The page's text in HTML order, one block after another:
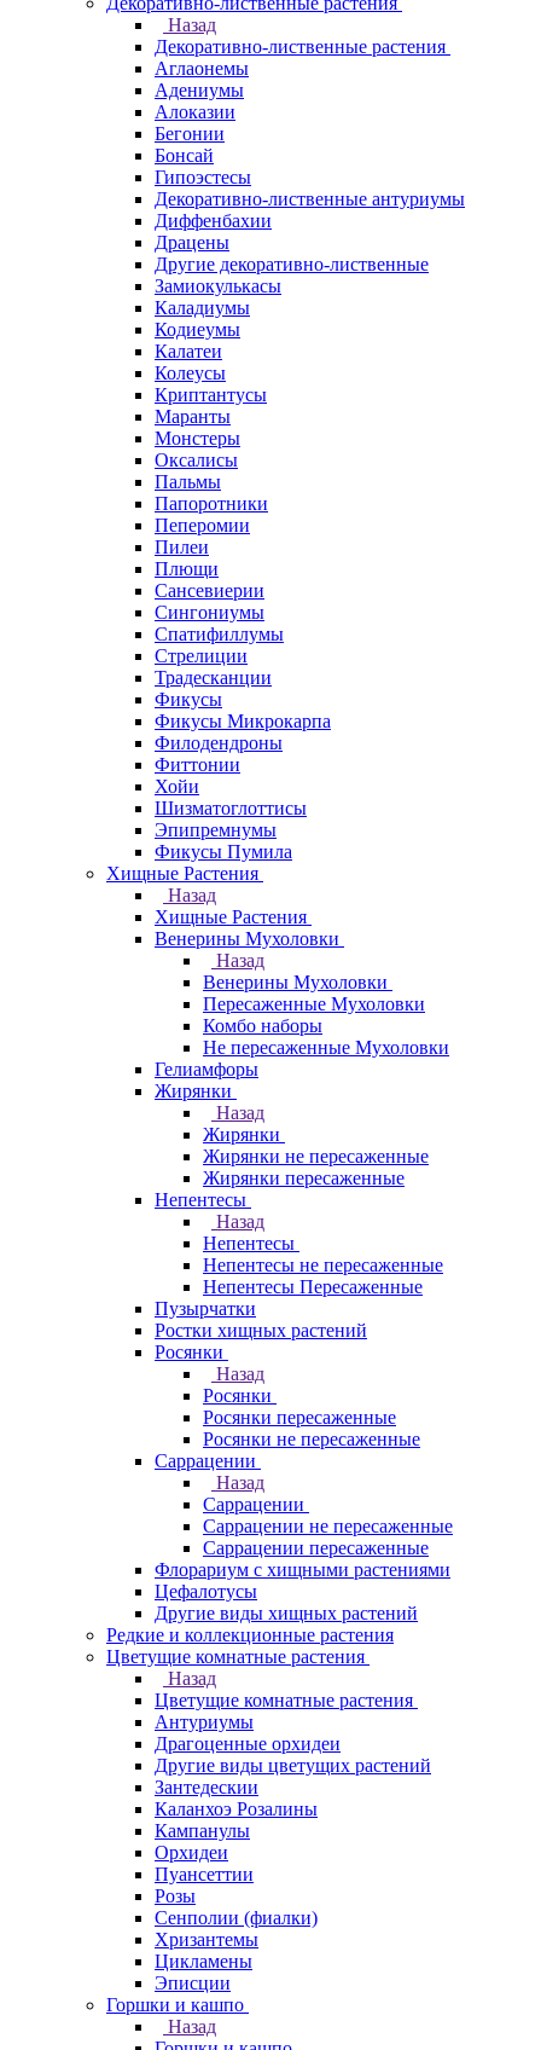
Назад
Декоративно-лиственные растения
Аглаонемы
Адениумы
Алоказии
Бегонии
Бонсай
Гипоэстесы
Декоративно-лиственные антуриумы
Диффенбахии
Драцены
Другие декоративно-лиственные
Замиокулькасы
Каладиумы
Кодиеумы
Калатеи
Колеусы
Криптантусы
Маранты
Монстеры
Оксалисы
Пальмы
Папоротники
Пеперомии
Пилеи
Плющи
Сансевиерии
Сингониумы
Спатифиллумы
Стрелиции
Традесканции
Фикусы
Фикусы Микрокарпа
Филодендроны
Фиттонии
Хойи
Шизматоглоттисы
Эпипремнумы
Фикусы Пумила
Хищные Растения
Назад
Хищные Растения
Венерины Мухоловки
Назад
Венерины Мухоловки
Пересаженные Мухоловки
Комбо наборы
Не пересаженные Мухоловки
Гелиамфоры
Жирянки
Назад
Жирянки
Жирянки не пересаженные
Жирянки пересаженные
Непентесы
Назад
Непентесы
Непентесы не пересаженные
Непентесы Пересаженные
Пузырчатки
Ростки хищных растений
Росянки
Назад
Росянки
Росянки пересаженные
Росянки не пересаженные
Саррацении
Назад
Саррацении
Саррацении не пересаженные
Саррацении пересаженные
Флорариум с хищными растениями
Цефалотусы
Другие виды хищных растений
Редкие и коллекционные растения
Цветущие комнатные растения
Назад
Цветущие комнатные растения
Антуриумы
Драгоценные орхидеи
Другие виды цветущих растений
Зантедескии
Каланхоэ Розалины
Кампанулы
Орхидеи
Пуансеттии
Розы
Сенполии (фиалки)
Хризантемы
Цикламены
Эписции
Горшки и кашпо
Назад